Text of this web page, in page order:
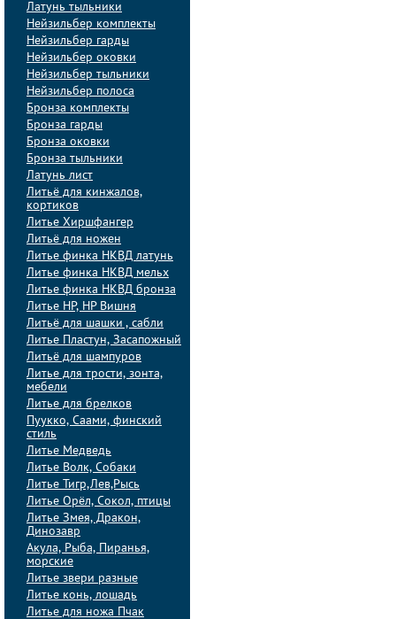
Латунь тыльники
Нейзильбер комплекты
Нейзильбер гарды
Нейзильбер оковки
Нейзильбер тыльники
Нейзильбер полоса
Бронза комплекты
Бронза гарды
Бронза оковки
Бронза тыльники
Латунь лист
Литьё для кинжалов,
кортиков
Литье Хиршфангер
Литьё для ножен
Литье финка НКВД латунь
Литье финка НКВД мельх
Литье финка НКВД бронза
Литье НР, НР Вишня
Литьё для шашки , сабли
Литье Пластун, Засапожный
Литьё для шампуров
Литье для трости, зонта,
мебели
Литье для брелков
Пуукко, Саами, финский
стиль
Литье Медведь
Литье Волк, Собаки
Литье Тигр,Лев,Рысь
Литье Орёл, Сокол, птицы
Литье Змея, Дракон,
Динозавр
Акула, Рыба, Пиранья,
морские
Литье звери разные
Литье конь, лошадь
Литье для ножа Пчак